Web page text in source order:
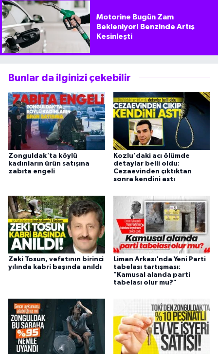
Motorine Bugün Zam
Bekleniyor! Benzinde Artış
Kesinleşti
Bunlar da ilginizi çekebilir
Zonguldak'ta köylü
kadınların ürün satışına
zabıta engeli
Kozlu'daki acı ölümde
detaylar belli oldu:
Cezaevinden çıktıktan
sonra kendini astı
Zeki Tosun, vefatının birinci
yılında kabri başında anıldı
Liman Arkası'nda Yeni Parti
tabelası tartışması:
"Kamusal alanda parti
tabelası olur mu?"